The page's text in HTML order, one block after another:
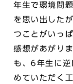
年生で環境問
を思い出した
つことがいっ
感想があがり
も、6年生に逆
めていただく